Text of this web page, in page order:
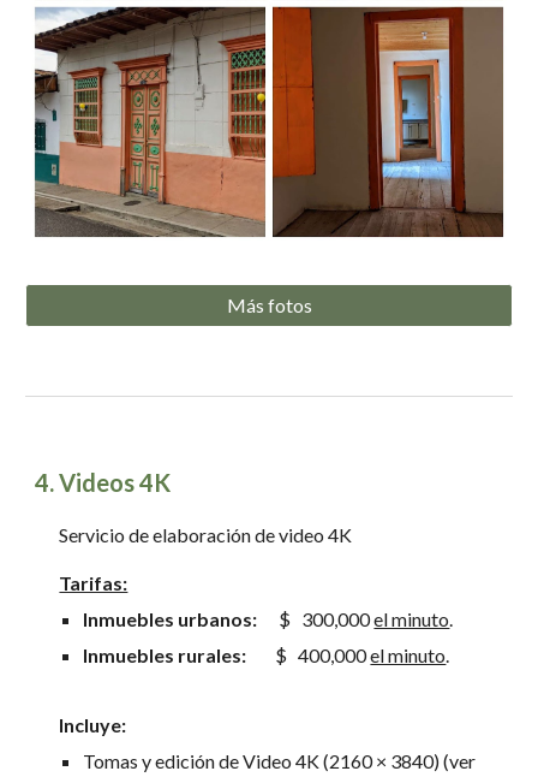
Más fotos
4.Videos 4K
Servicio deelaboración de video 4K
Tarifas:
Inmuebles urbanos: $ 300,000el minuto.
Inmuebles rurales: $400,000el minuto.
Incluye:
Tomas y edición de Video 4K (2160 × 3840) (ver